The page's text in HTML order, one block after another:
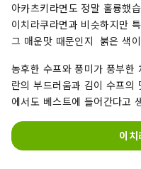
아카츠키라면도 정말 훌륭했
이치라쿠라면과 비슷하지만
그 매운맛 때문인지 붉은 색
농후한 수프와 풍미가 풍부한
란의 부드러움과 김이 수프의
에서도 베스트에 들어간다고
이